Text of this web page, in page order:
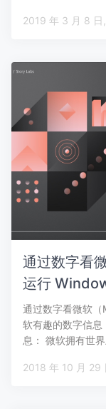
通过数字看
运行
通过数字看微软
软有趣的数字信
息： 微软拥有世